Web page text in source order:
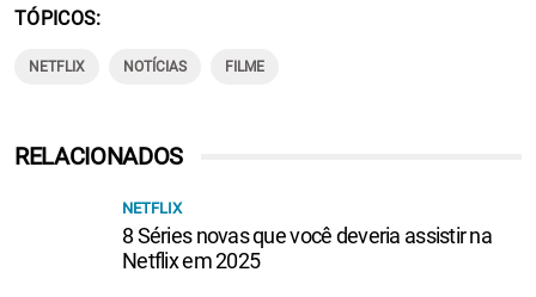
TÓPICOS
NETFLIX NOTÍCIAS FILME
RELACIONADOS
NETFLIX
8 Séries novas que você deveria assistir na
Netflix em 2025